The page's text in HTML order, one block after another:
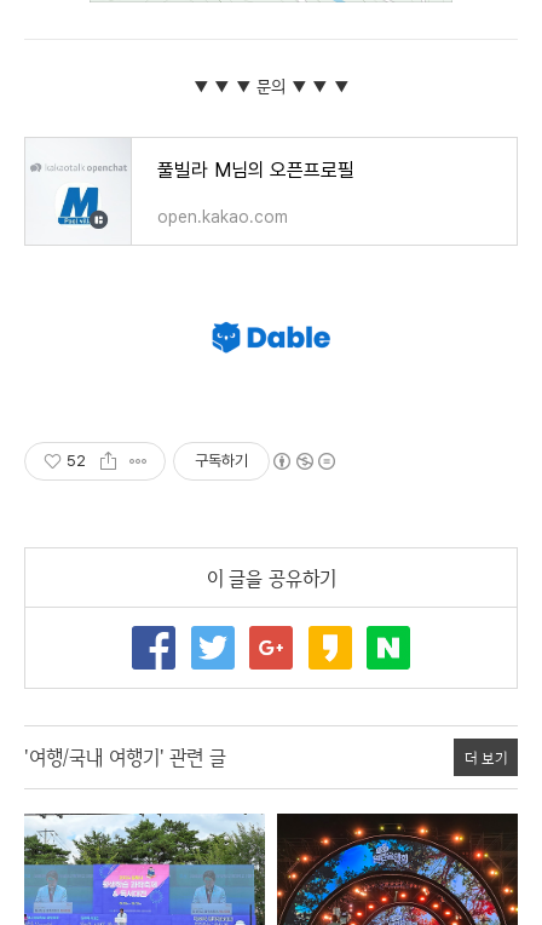
▼ ▼ ▼ 문의 ▼ ▼ ▼
풀빌라 M님의 오픈프로필
open.kakao.com
52 구독하기
이 글을 공유하기
'여행/국내 여행기' 관련 글 더 보기